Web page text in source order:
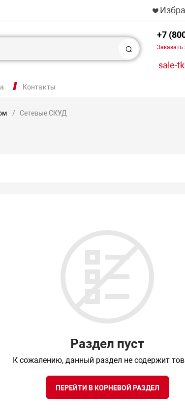
Поиск
+7
Заказать
sale-
Контакты
Сетевые СКУД
Раздел пуст
К сожалению, данный раздел не содержит
ПЕРЕЙТИ В КОРНЕВОЙ РАЗДЕЛ